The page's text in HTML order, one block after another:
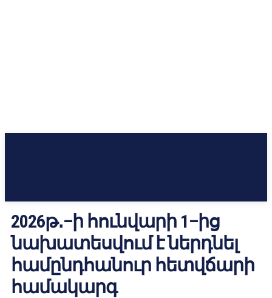
2026թ․–ի հունվարի 1–ից
նախատեսվում է ներդնել
համընդհանուր հետվճարի
համակարգ